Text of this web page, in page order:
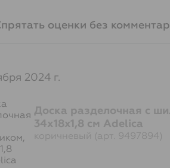
оценки без
2024 г.
Доска разделочная с
34х18x1,8 см Adelica
коричневый (арт. 9497894)